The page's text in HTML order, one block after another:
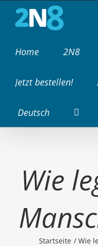
Inhalt
springen
Home 2N8
Jetzt bestellen!
Deutsch
Wie
Startseite Wie